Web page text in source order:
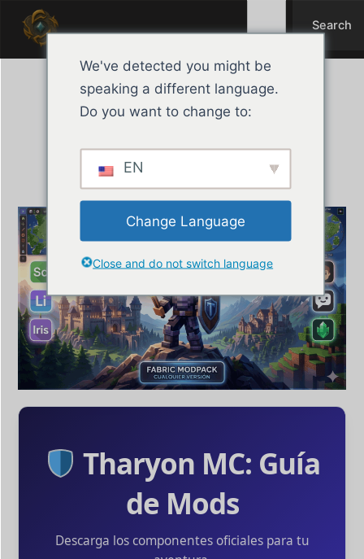
contenido
Search
Tharyon MC: Guía de
marzo 19, 2026
Tharyon MC: Guía
de Mods
Descarga los componentes oficiales para tu
We've detected you might be
speaking a different language.
Do you want to change to:
EN
Change Language
Close and do not switch language